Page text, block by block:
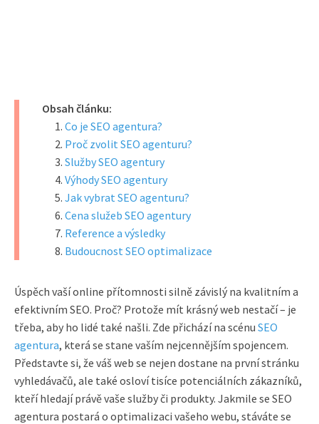
Obsah článku:
Co je SEO agentura?
Proč zvolit SEO agenturu?
Služby SEO agentury
Výhody SEO agentury
Jak vybrat SEO agenturu?
Cena služeb SEO agentury
Reference a výsledky
Budoucnost SEO optimalizace
Úspěch vaší online přítomnosti silně závislý na kvalitním a
efektivním SEO. Proč? Protože mít krásný web nestačí – je
třeba, aby ho lidé také našli. Zde přichází na scénu SEO
agentura, která se stane vaším nejcennějším spojencem.
Představte si, že váš web se nejen dostane na první stránku
vyhledávačů, ale také osloví tisíce potenciálních zákazníků,
kteří hledají právě vaše služby či produkty. Jakmile se SEO
agentura postará o optimalizaci vašeho webu, stáváte se